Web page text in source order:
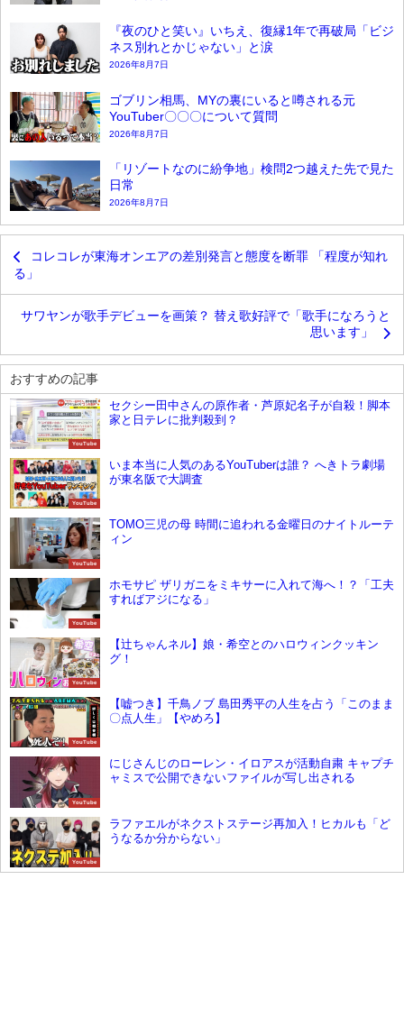
『夜のひと笑い』いちえ、復縁1年で再破局「ビジ
ネス別れとかじゃない」と涙
2026年8月7日
ゴブリン相馬、MYの裏にいると噂される元
YouTuber〇〇〇について質問
2026年8月7日
「リゾートなのに紛争地」検問2つ越えた先で見た
日常
2026年8月7日
コレコレが東海オンエアの差別発言と態度を断罪 「程度が知れ
る」
サワヤンが歌手デビューを画策？ 替え歌好評で「歌手になろうと
思います」
おすすめの記事
YouTube
セクシー田中さんの原作者・芦原妃名子が自殺！脚本
家と日テレに批判殺到？
YouTube
いま本当に人気のあるYouTuberは誰？ へきトラ劇場
が東名阪で大調査
YouTube
TOMO三児の母 時間に追われる金曜日のナイトルーテ
ィン
YouTube
ホモサピ ザリガニをミキサーに入れて海へ！？「工夫
すればアジになる」
YouTube
【辻ちゃんネル】娘・希空とのハロウィンクッキン
グ！
YouTube
【嘘つき】千鳥ノブ 島田秀平の人生を占う「このまま
〇点人生」【やめろ】
YouTube
にじさんじのローレン・イロアスが活動自粛 キャプチ
ャミスで公開できないファイルが写し出される
YouTube
ラファエルがネクストステージ再加入！ヒカルも「ど
うなるか分からない」